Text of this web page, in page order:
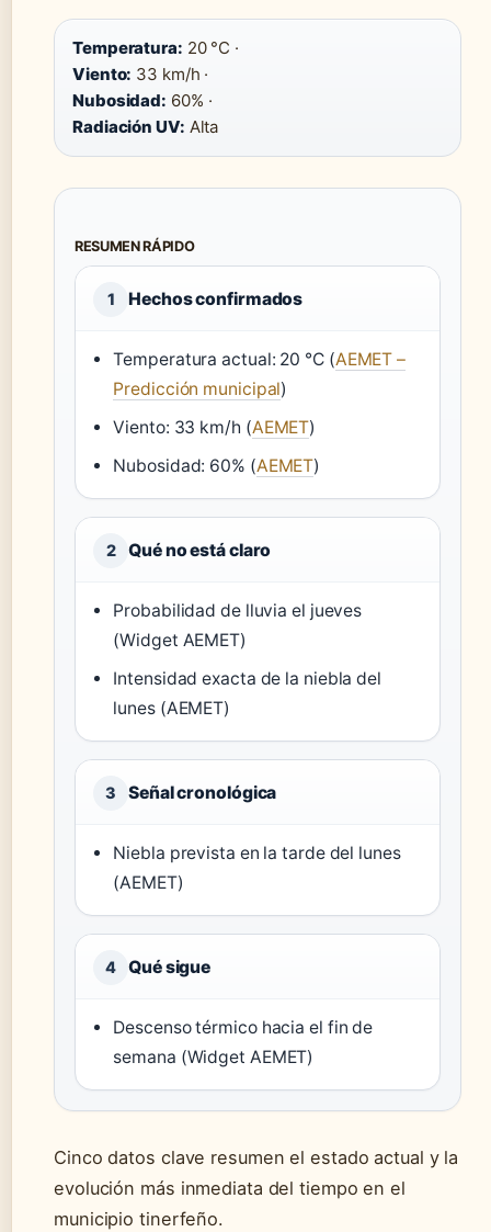
Temperatura: 20 °C ·
Viento: 33 km/h ·
Nubosidad: 60% ·
Radiación UV: Alta
RESUMEN RÁPIDO
1 Hechos confirmados
Temperatura actual: 20 °C (AEMET –
Predicción municipal)
Viento: 33 km/h (AEMET)
Nubosidad: 60% (AEMET)
2 Qué no está claro
Probabilidad de lluvia el jueves
(Widget AEMET)
Intensidad exacta de la niebla del
lunes (AEMET)
3 Señal cronológica
Niebla prevista en la tarde del lunes
(AEMET)
4 Qué sigue
Descenso térmico hacia el fin de
semana (Widget AEMET)
Cinco datos clave resumen el estado actual y la
evolución más inmediata del tiempo en el
municipio tinerfeño.